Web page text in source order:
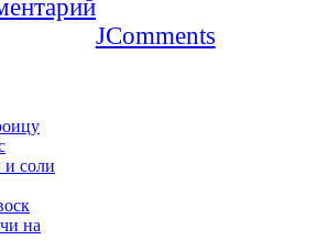
JComments
соли
на